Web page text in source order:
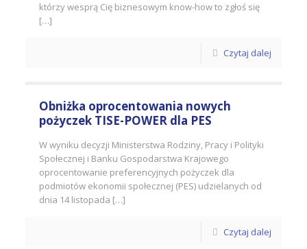
którzy wesprą Cię biznesowym know-how to zgłoś się
[…]
Czytaj dalej
Obniżka oprocentowania nowych
pożyczek TISE-POWER dla PES
W wyniku decyzji Ministerstwa Rodziny, Pracy i Polityki
Społecznej i Banku Gospodarstwa Krajowego
oprocentowanie preferencyjnych pożyczek dla
podmiotów ekonomii społecznej (PES) udzielanych od
dnia 14 listopada […]
Czytaj dalej